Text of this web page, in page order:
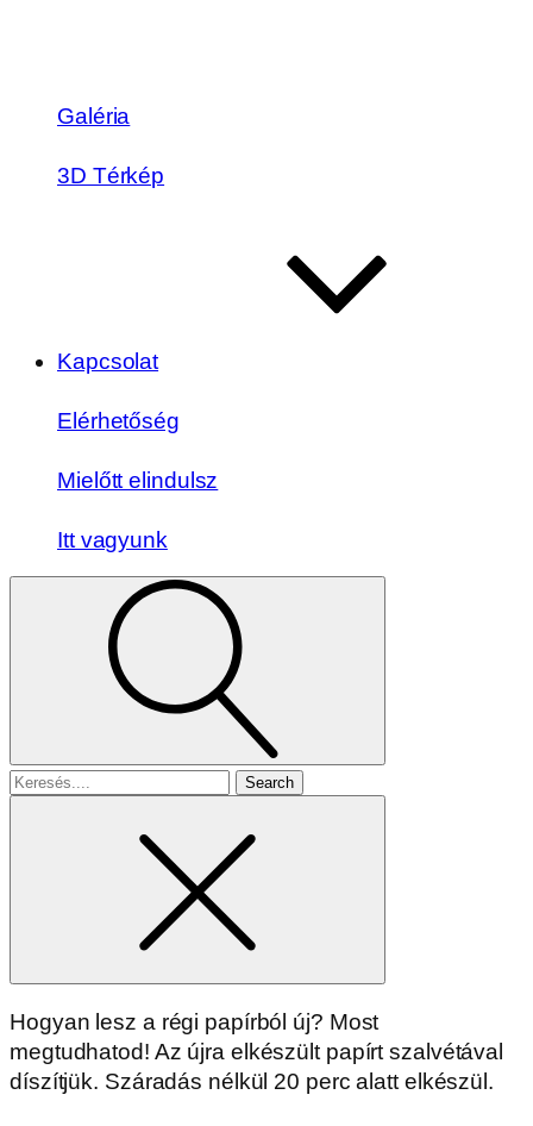
Galéria
3D Térkép
Kapcsolat
Elérhetőség
Mielőtt elindulsz
Itt vagyunk
Search
Hogyan lesz a régi papírból új? Most
megtudhatod! Az újra elkészült papírt szalvétával
díszítjük. Száradás nélkül 20 perc alatt elkészül.